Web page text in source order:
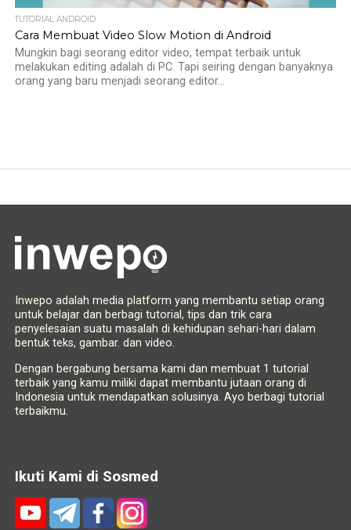
TUTORIAL ANDROID
Cara Membuat Video Slow Motion di Android
Mungkin bagi seorang editor video, tempat terbaik untuk
melakukan editing adalah di PC. Tapi seiring dengan banyaknya
orang yang baru menjadi seorang editor...
Inwepo adalah media platform yang membantu setiap orang
untuk belajar dan berbagi tutorial, tips dan trik cara
penyelesaian suatu masalah di kehidupan sehari-hari dalam
bentuk teks, gambar. dan video.
Dengan bergabung bersama kami dan membuat 1 tutorial
terbaik yang kamu miliki dapat membantu jutaan orang di
Indonesia untuk mendapatkan solusinya. Ayo berbagi tutorial
terbaikmu.
Ikuti Kami di Sosmed